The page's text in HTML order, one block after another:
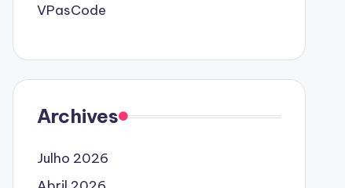
VPasCode
Archives
Julho 2026